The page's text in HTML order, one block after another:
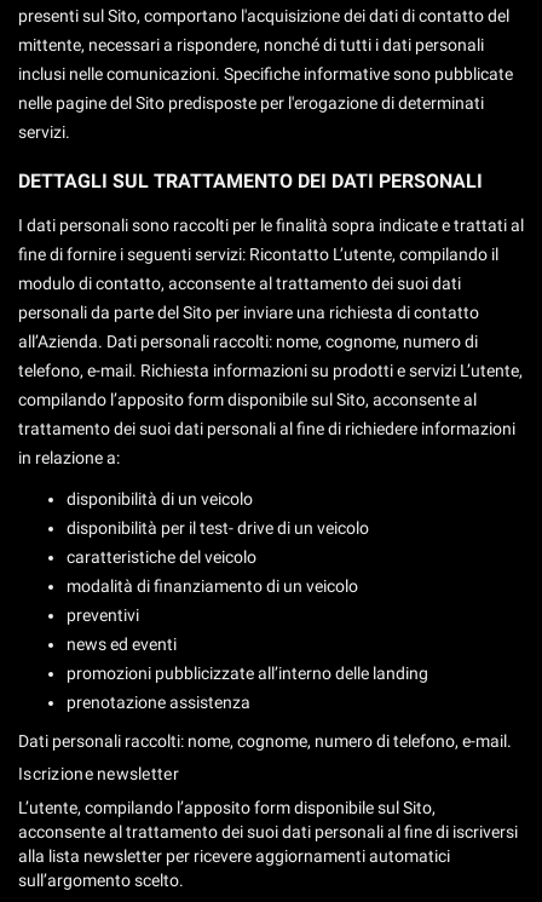
presenti sul Sito, comportano l'acquisizione dei dati di contatto del
mittente, necessari a rispondere, nonché di tutti i dati personali
inclusi nelle comunicazioni. Specifiche informative sono pubblicate
nelle pagine del Sito predisposte per l'erogazione di determinati
servizi.
DETTAGLI SUL TRATTAMENTO DEI DATI PERSONALI
I dati personali sono raccolti per le finalità sopra indicate e trattati al
fine di fornire i seguenti servizi: Ricontatto L’utente, compilando il
modulo di contatto, acconsente al trattamento dei suoi dati
personali da parte del Sito per inviare una richiesta di contatto
all’Azienda. Dati personali raccolti: nome, cognome, numero di
telefono, e-mail. Richiesta informazioni su prodotti e servizi L’utente,
compilando l’apposito form disponibile sul Sito, acconsente al
trattamento dei suoi dati personali al fine di richiedere informazioni
in relazione a:
disponibilità di un veicolo
disponibilità per il test- drive di un veicolo
caratteristiche del veicolo
modalità di finanziamento di un veicolo
preventivi
news ed eventi
promozioni pubblicizzate all’interno delle landing
prenotazione assistenza
Dati personali raccolti: nome, cognome, numero di telefono, e-mail.
Iscrizione newsletter
L’utente, compilando l’apposito form disponibile sul Sito,
acconsente al trattamento dei suoi dati personali al fine di iscriversi
alla lista newsletter per ricevere aggiornamenti automatici
sull’argomento scelto.
strumenti
di
tracciamento
si
rimanda
alla
policy.
rivedere
e
modificare
tue
scelte
in
qualsiasi
momento.
Cookie necessari
Cookie delle preferenze
Cookie per il miglioramento dell'esperienza utente
Cookie analitici
Cookie di marketing